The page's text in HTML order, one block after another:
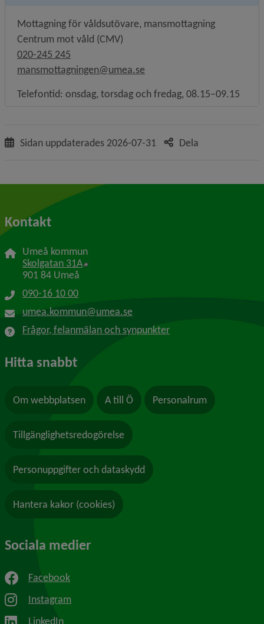
Mottagning för våldsutövare, mansmottagning
Centrum mot våld (CMV)
020-245 245
mansmottagningen@umea.se
Telefontid: onsdag, torsdag och fredag, 08.15–09.15
Sidan uppdaterades 2026-07-31 Dela
Kontakt
Umeå kommun
Skolgatan 31A Länk till annan webbplats, öppnas i nytt
901 84 Umeå
090-16 10 00
umea.kommun@umea.se
Frågor, felanmälan och synpunkter
Hitta snabbt
Om webbplatsen A till Ö Personalrum
Tillgänglighetsredogörelse
Personuppgifter och dataskydd
Hantera kakor (cookies)
Sociala medier
Facebook
Instagram
LinkedIn